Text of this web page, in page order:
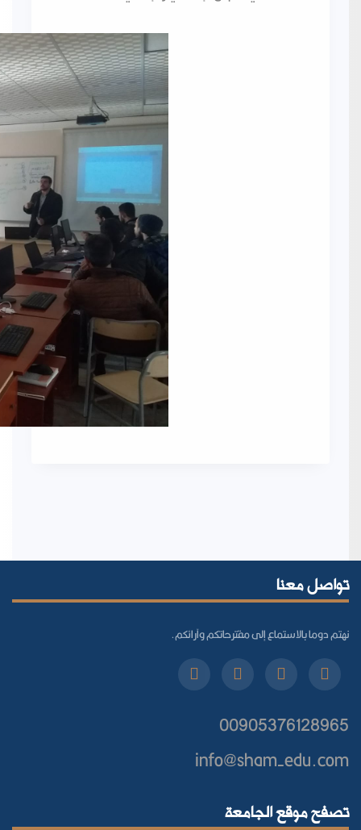
تواصل معنا
نهتم دوما بالاستماع إلى مقترحاتكم وآرائكم.
00905376128965
info@sham-edu.com
تصفح موقع الجامعة